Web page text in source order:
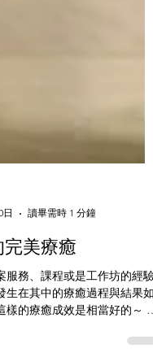
日
讀畢需時 1 分鐘
美療癒
服務、課程或是工作坊的經驗
樣的療癒成效是相當好的～ 1.